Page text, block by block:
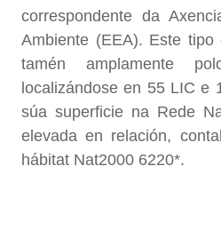
correspondente da
Ambiente (EEA). Este tipo
tamén amplamente
localizándose en 55 LIC e
súa superficie na Rede
elevada en relación,
hábitat Nat2000 6220*.